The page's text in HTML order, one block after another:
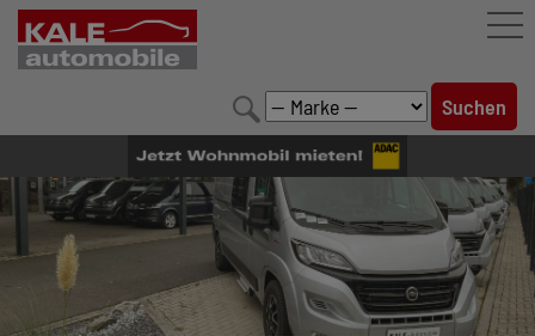
FAHRZEUGBESTAND
LEISTUNGEN
KONFIGURATOR
MARKENWELT